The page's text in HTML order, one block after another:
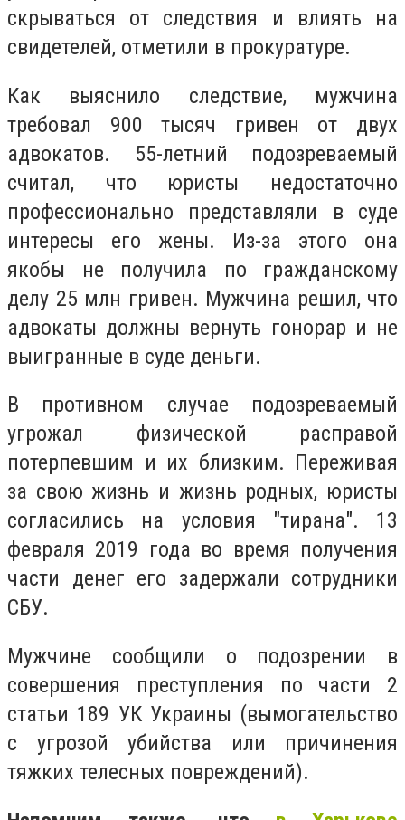
скрываться от следствия и влиять на
свидетелей, отметили в прокуратуре.
Как выяснило следствие, мужчина
требовал 900 тысяч гривен от двух
адвокатов. 55-летний подозреваемый
считал, что юристы недостаточно
профессионально представляли в суде
интересы его жены. Из-за этого она
якобы не получила по гражданскому
делу 25 млн гривен. Мужчина решил, что
адвокаты должны вернуть гонорар и не
выигранные в суде деньги.
В противном случае подозреваемый
угрожал физической расправой
потерпевшим и их близким. Переживая
за свою жизнь и жизнь родных, юристы
согласились на условия "тирана". 13
февраля 2019 года во время получения
части денег его задержали сотрудники
СБУ.
Мужчине сообщили о подозрении в
совершения преступления по части 2
статьи 189 УК Украины (вымогательство
с угрозой убийства или причинения
тяжких телесных повреждений).